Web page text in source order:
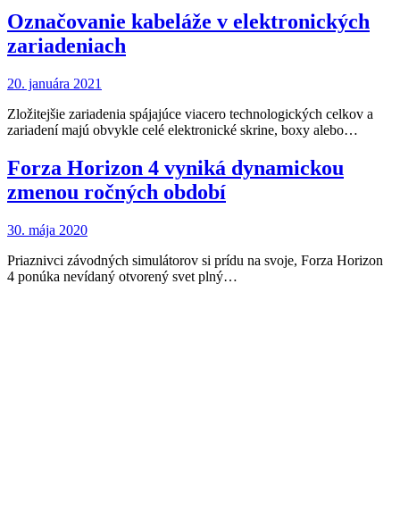
Označovanie kabeláže v elektronických
zariadeniach
20. januára 2021
Zložitejšie zariadenia spájajúce viacero technologických celkov a
zariadení majú obvykle celé elektronické skrine, boxy alebo…
Forza Horizon 4 vyniká dynamickou
zmenou ročných období
30. mája 2020
Priaznivci závodných simulátorov si prídu na svoje, Forza Horizon
4 ponúka nevídaný otvorený svet plný…